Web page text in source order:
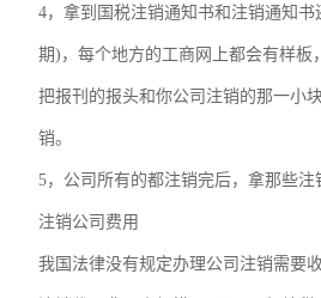
4，拿到国税注销通知书和注销通知
期)，每个地方的工商网上都会有样板
把报刊的报头和你公司注销的那一小
销。
5，公司所有的都注销完后，拿那些
注销公司费用
我国法律没有规定办理公司注销需要